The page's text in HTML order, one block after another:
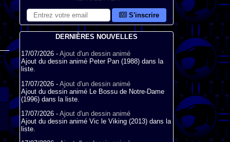
S'inscrire
DERNIÈRES NOUVELLES
17/07/2026 - Ajout d'un dessin animé
Ajout du dessin animé Peter Pan (1988) dans la
liste.
17/07/2026 - Ajout d'un dessin animé
Ajout du dessin animé Le Bossu de Notre-Dame
(1996) dans la liste.
17/07/2026 - Ajout d'un dessin animé
Ajout du dessin animé Vic le Viking (2013) dans la
liste.